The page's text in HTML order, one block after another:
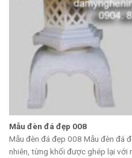
Mẫu đèn đá đẹp 008
Mẫu đèn đá đẹp 008 Mẫu đèn đá
nhiên, từng khối được ghép lại với